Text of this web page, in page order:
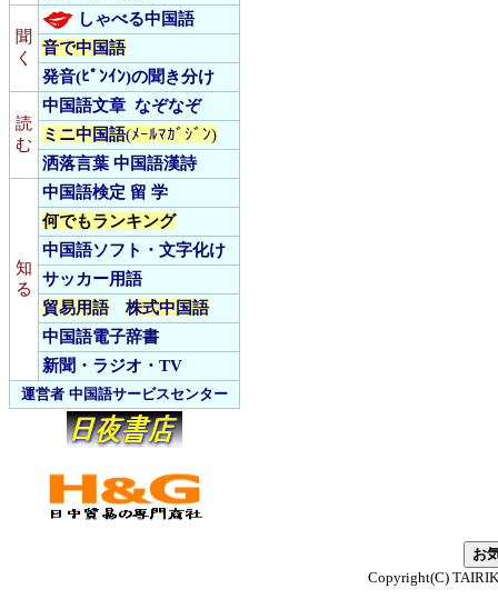
聞
く
しゃべる中国語
音で中国語
発音(ﾋﾟﾝｲﾝ)の聞き分け
読
む
中国語文章 なぞなぞ
ミニ中国語(ﾒｰﾙﾏｶﾞｼﾞﾝ)
洒落言葉 中国語漢詩
知
る
中国語検定 留 学
何でもランキング
中国語ソフト・文字化け
サッカー用語
貿易用語
株式中国語
中国語電子辞書
新聞・ラジオ・TV
運営者 中国語サービスセンター
Copyright(C)